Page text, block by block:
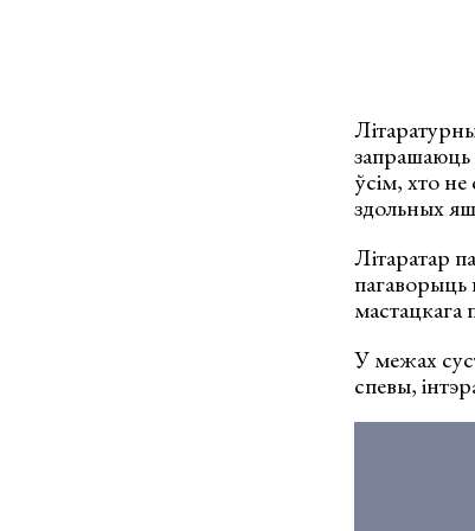
запрашаюць
ўсім, хто
здольных
Літаратар
пагаворыць
мастацкага
У межах
спевы,